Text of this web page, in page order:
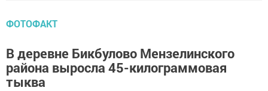
ФОТОФАКТ
В деревне Бикбулово Мензелинского
района выросла 45-килограммовая
тыква